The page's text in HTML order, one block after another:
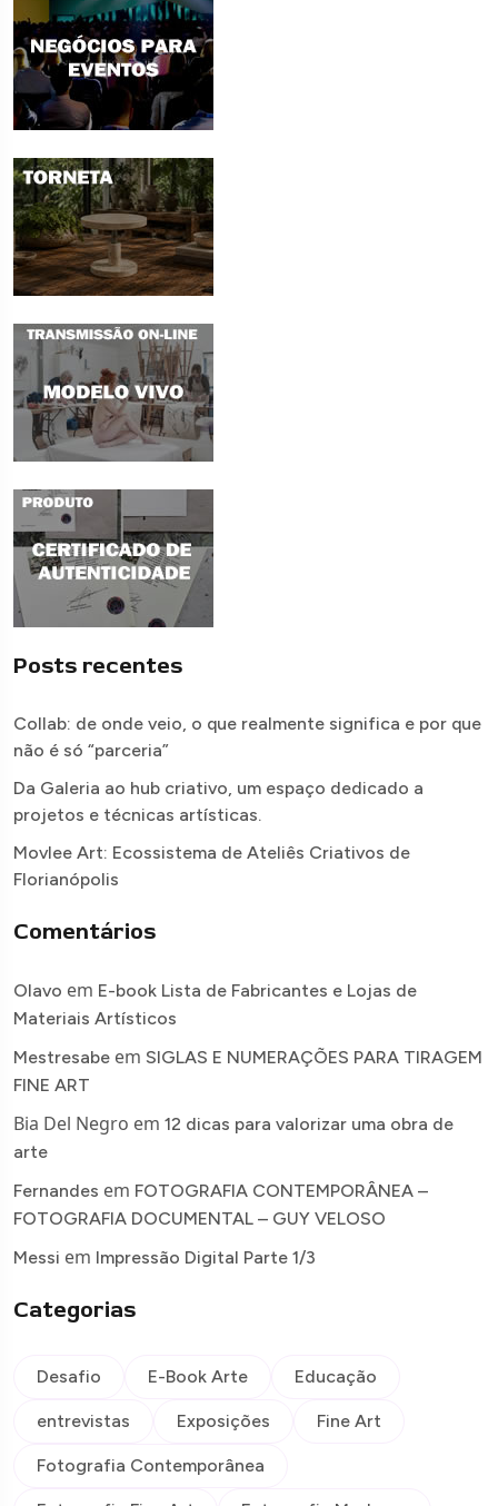
Posts recentes
Collab: de onde veio, o que realmente significa e por que
não é só “parceria”
Da Galeria ao hub criativo, um espaço dedicado a
projetos e técnicas artísticas.
Movlee Art: Ecossistema de Ateliês Criativos de
Florianópolis
Comentários
Olavo em E-book Lista de Fabricantes e Lojas de
Materiais Artísticos
Mestresabe em SIGLAS E NUMERAÇÕES PARA TIRAGEM
FINE ART
Bia Del Negro em 12 dicas para valorizar uma obra de
arte
Fernandes em FOTOGRAFIA CONTEMPORÂNEA –
FOTOGRAFIA DOCUMENTAL – GUY VELOSO
Messi em Impressão Digital Parte 1/3
Categorias
Desafio E-Book Arte Educação
entrevistas Exposições Fine Art
Fotografia Contemporânea